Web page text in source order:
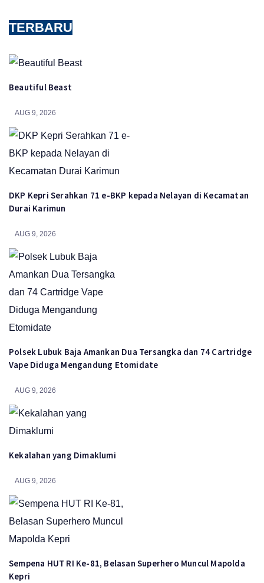
TERBARU
Beautiful Beast
AUG 9, 2026
DKP Kepri Serahkan 71 e-BKP kepada Nelayan di Kecamatan
Durai Karimun
AUG 9, 2026
Polsek Lubuk Baja Amankan Dua Tersangka dan 74 Cartridge
Vape Diduga Mengandung Etomidate
AUG 9, 2026
Kekalahan yang Dimaklumi
AUG 9, 2026
Sempena HUT RI Ke-81, Belasan Superhero Muncul Mapolda
Kepri